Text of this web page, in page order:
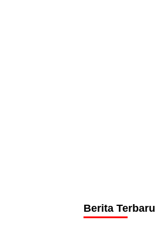
Berita Terbaru